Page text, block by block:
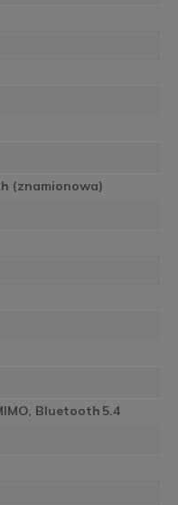
(znamionowa)
Bluetooth 5.4